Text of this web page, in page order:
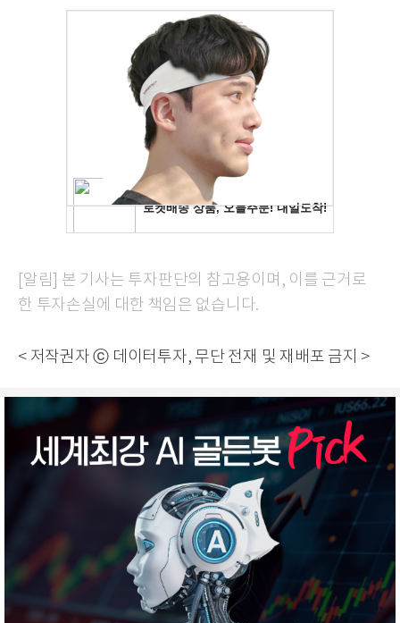
[알림] 본 기사는 투자판단의 참고용이며, 이를 근거로
한 투자손실에 대한 책임은 없습니다.
< 저작권자 ⓒ 데이터투자, 무단 전재 및 재배포 금지 >